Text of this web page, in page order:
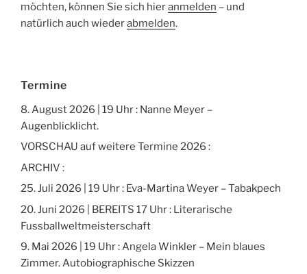
möchten, können Sie sich hieranmelden – und
natürlich auch wiederabmelden.
Termine
8. August 2026 | 19 Uhr : Nanne Meyer –
Augenblicklicht.
VORSCHAU auf weitere Termine 2026 :
ARCHIV :
25. Juli 2026 | 19 Uhr : Eva-Martina Weyer – Tabakpech
20. Juni 2026 | BEREITS 17 Uhr : Literarische
Fussballweltmeisterschaft
9. Mai 2026 | 19 Uhr : Angela Winkler – Mein blaues
Zimmer. Autobiographische Skizzen